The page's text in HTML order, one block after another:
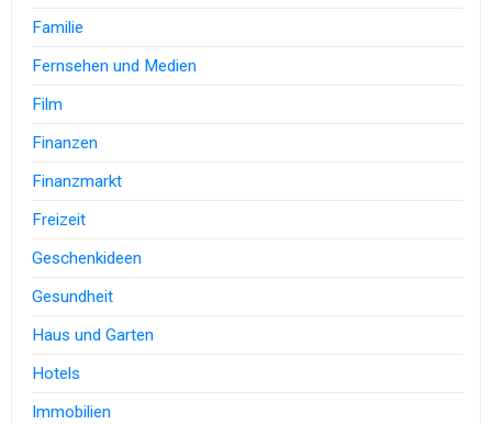
Familie
Fernsehen und Medien
Film
Finanzen
Finanzmarkt
Freizeit
Geschenkideen
Gesundheit
Haus und Garten
Hotels
Immobilien